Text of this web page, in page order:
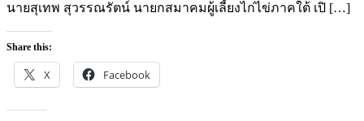
นายสุเทพ สุวรรณรัตน์ นายกสมาคมผู้เลี้ยงไก่ไข่ภาคใต้ เปิ […]
Share this:
X Facebook